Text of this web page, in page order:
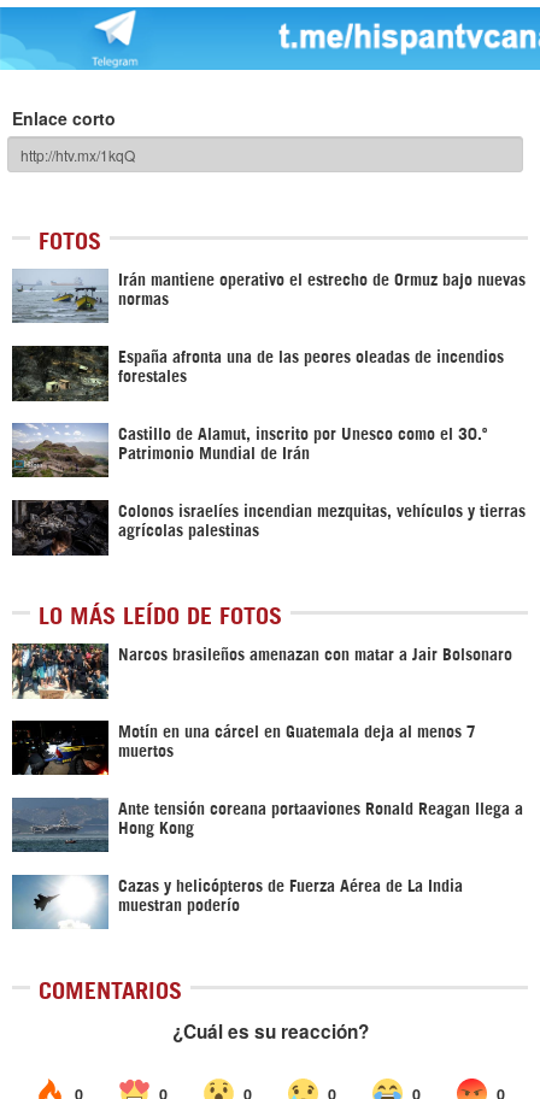
Enlace corto
FOTOS
Irán mantiene operativo el estrecho de Ormuz bajo nuevas
normas
España afronta una de las peores oleadas de incendios
forestales
Castillo de Alamut, inscrito por Unesco como el 30.º
Patrimonio Mundial de Irán
Colonos israelíes incendian mezquitas, vehículos y tierras
agrícolas palestinas
LO MÁS LEÍDO DE FOTOS
Narcos brasileños amenazan con matar a Jair Bolsonaro
Motín en una cárcel en Guatemala deja al menos 7
muertos
Ante tensión coreana portaaviones Ronald Reagan llega a
Hong Kong
Cazas y helicópteros de Fuerza Aérea de La India
muestran poderío
COMENTARIOS